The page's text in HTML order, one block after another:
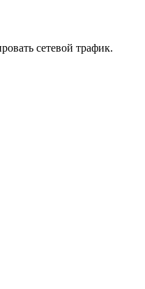
сетевой трафик.